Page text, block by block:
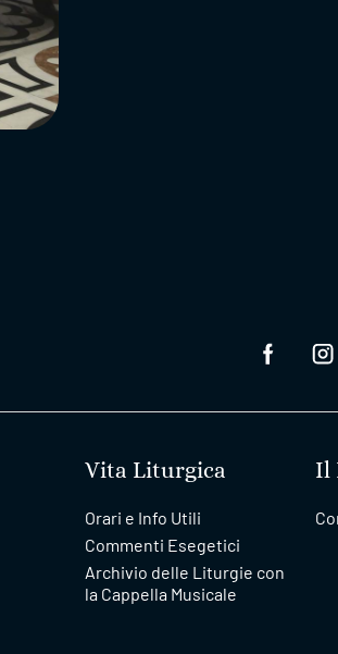
Vita Liturgica
Orari e Info Utili
Commenti Esegetici
Archivio delle Liturgie con
la Cappella Musicale
Il